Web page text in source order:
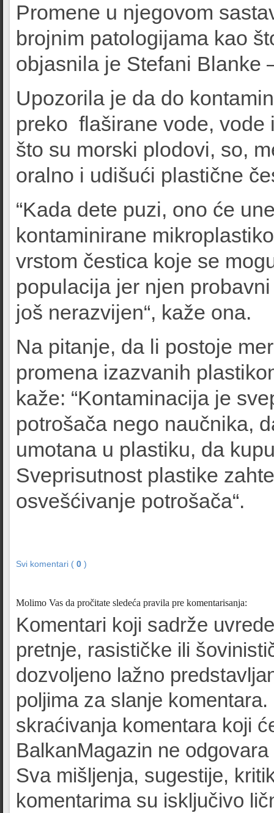
Promene u njegovom
brojnim patologijama kao
objasnila je Stefani Blanke
Upozorila je da do
preko flaširane vode, vode
što su morski plodovi, so,
oralno i udišući plastične
“Kada dete puzi, ono će
kontaminirane
vrstom čestica koje se
populacija jer njen
još nerazvijen“, kaže ona.
Na pitanje, da li postoje
promena izazvanih
kaže: “Kontaminacija je
potrošača nego naučnika,
umotana u plastiku, da
Sveprisutnost plastike
osvešćivanje potrošača“.
Svi komentari ( 0 )
Molimo Vas da pročitate sledeća pravila pre komentarisanja:
Komentari koji sadrže
pretnje, rasističke ili
dozvoljeno lažno
poljima za slanje
skraćivanja komentara koji
BalkanMagazin ne
Sva mišljenja, sugestije,
komentarima su isključivo